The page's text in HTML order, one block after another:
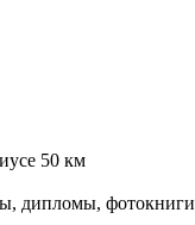
50 км
дипломы, фотокниги